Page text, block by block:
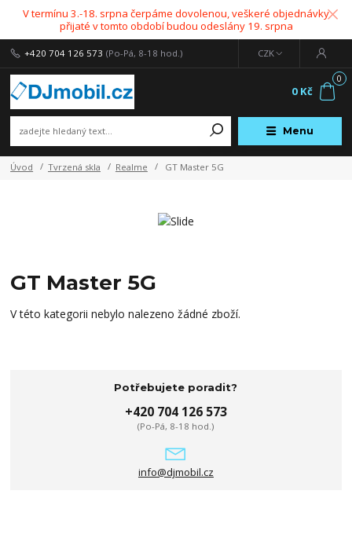
V termínu 3.-18. srpna čerpáme dovolenou, veškeré objednávky
přijaté v tomto období budou odeslány 19. srpna
Menu
CZK
+420 704 126 573 (Po-Pá, 8-18 hod.)
0
0 Kč
Úvod Tvrzená skla Realme GT Master 5G
GT Master 5G
V této kategorii nebylo nalezeno žádné zboží.
Potřebujete poradit?
+420 704 126 573
(Po-Pá, 8-18 hod.)
info@djmobil.cz